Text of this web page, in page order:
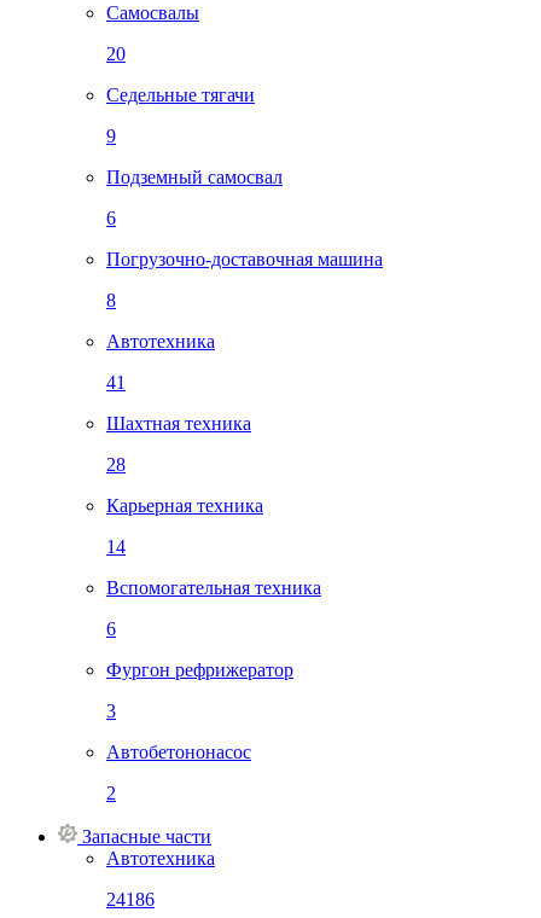
Самосвалы
20
Седельные тягачи
9
Подземный самосвал
6
Погрузочно-доставочная машина
8
Автотехника
41
Шахтная техника
28
Карьерная техника
14
Вспомогательная техника
6
Фургон рефрижератор
3
Автобетононасос
2
Запасные части
Автотехника
24186